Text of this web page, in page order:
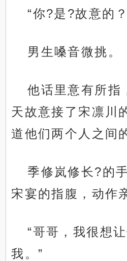
“你?是?故意的
男生嗓音微挑。
他话里意有所指
天故意接了宋凛川
道他们两个人之间
季修岚修长?的
宋宴的指腹，动作
“哥哥，我很想
我。”